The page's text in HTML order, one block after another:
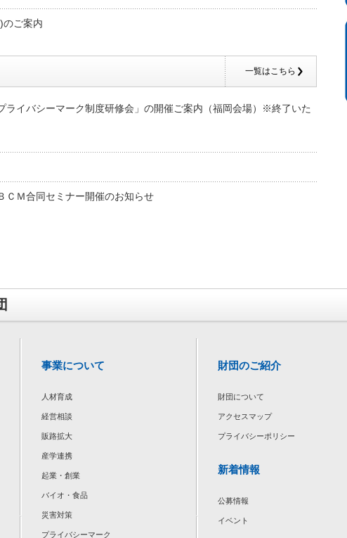
のご案内
一覧はこちら
ライバシーマーク制度研修会」の開催ご案内（福岡会場）※終了いた
ＣＭ合同セミナー開催のお知らせ
事業について
人材育成
経営相談
販路拡大
産学連携
起業・創業
バイオ・食品
災害対策
プライバシーマーク
財団のご紹介
財団について
アクセスマップ
プライバシーポリシー
新着情報
公募情報
イベント